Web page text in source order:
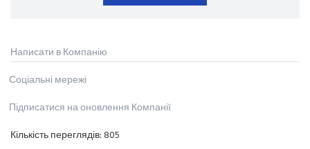
Написати в Компанію
Соціальні мережі
Підписатися на оновлення Компанії
Кількість переглядів: 805